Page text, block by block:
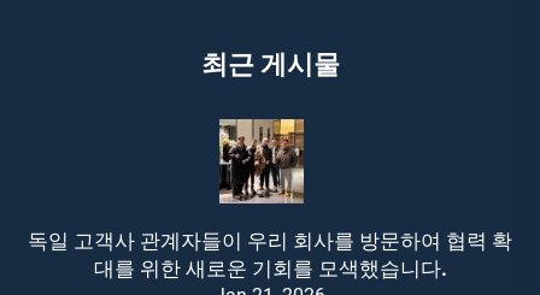
최근 게시물
독일 고객사 관계자들이 우리 회사를 방문하여 협력 확
대를 위한 새로운 기회를 모색했습니다.